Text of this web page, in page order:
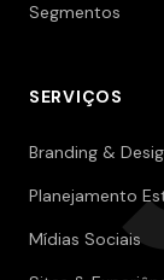
Segmentos
SERVIÇOS
Branding &
Planejamento
Mídias Sociais